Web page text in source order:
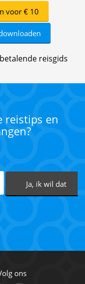
voor € 10
reisgids
reistips en
ons